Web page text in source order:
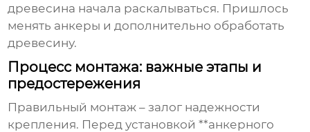
древесина начала раскалываться. Пришлось
менять анкеры и дополнительно обработать
древесину.
Процесс монтажа: важные этапы и
предостережения
Правильный монтаж – залог надежности
крепления. Перед установкой **анкерного